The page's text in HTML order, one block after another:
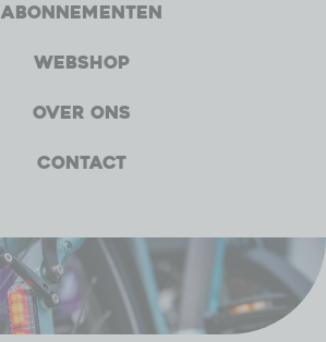
Abonnementen
Webshop
Over ons
Contact